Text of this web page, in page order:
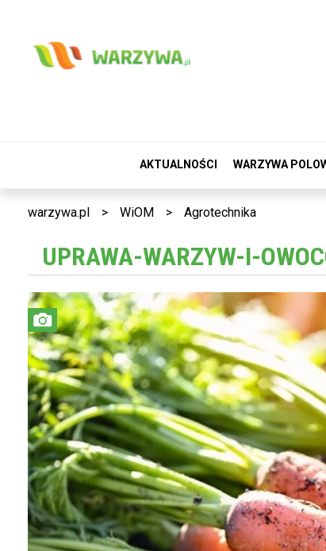
AKTUALNOŚCI WARZYWA
warzywa.pl > WiOM > Agrotechnika
UPRAWA-WARZYW-I-